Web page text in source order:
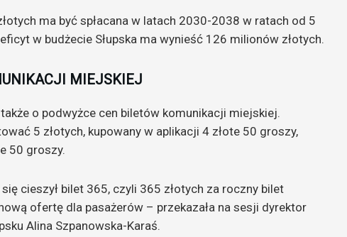
ma być spłacana w latach 2030-2038 w ratach od 5
w budżecie Słupska ma wynieść 126 milionów złotych.
MIEJSKIEJ
o podwyżce cen biletów komunikacji miejskiej.
5 złotych, kupowany w aplikacji 4 złote 50 groszy,
50 groszy.
cieszył bilet 365, czyli 365 złotych za roczny bilet
ofertę dla pasażerów – przekazała na sesji dyrektor
Alina Szpanowska-Karaś.